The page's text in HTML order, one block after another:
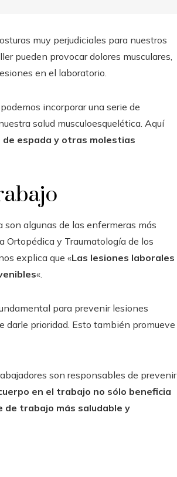
muy perjudiciales para nuestros
pueden provocar dolores musculares,
en el laboratorio.
incorporar una serie de
salud musculoesquelética. Aquí
espada y otras molestias
son algunas de las enfermeras más
Ortopédica y Traumatología de los
explica que «Las lesiones laborales
«.
para prevenir lesiones
darle prioridad. Esto también promueve
son responsables de prevenir
en el trabajo no sólo beneficia
de trabajo más saludable y